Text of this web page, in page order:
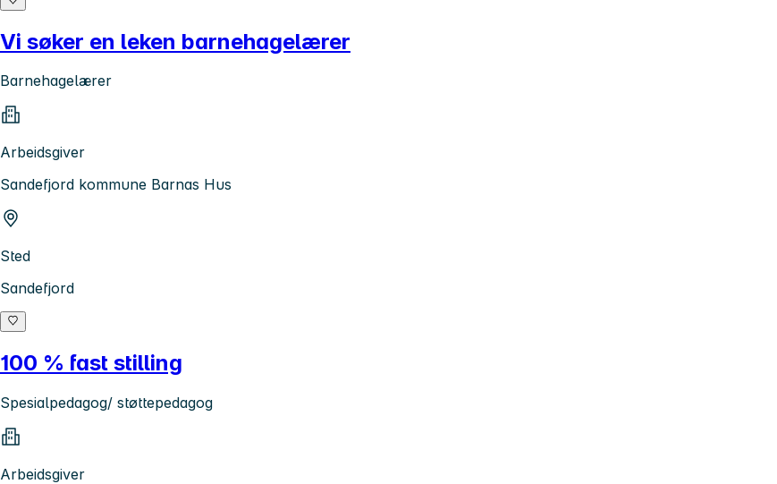
Vi søker en leken barnehagelærer
Barnehagelærer
Arbeidsgiver
Sandefjord kommune Barnas Hus
Sted
Sandefjord
100 % fast stilling
Spesialpedagog/ støttepedagog
Arbeidsgiver